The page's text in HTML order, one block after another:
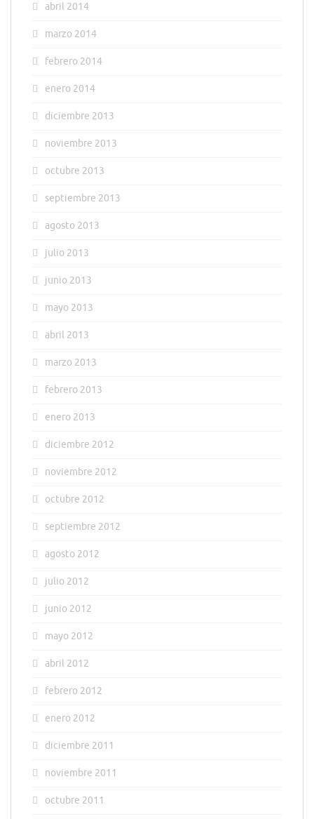
abril 2014
marzo 2014
febrero 2014
enero 2014
diciembre 2013
noviembre 2013
octubre 2013
septiembre 2013
agosto 2013
julio 2013
junio 2013
mayo 2013
abril 2013
marzo 2013
febrero 2013
enero 2013
diciembre 2012
noviembre 2012
octubre 2012
septiembre 2012
agosto 2012
julio 2012
junio 2012
mayo 2012
abril 2012
febrero 2012
enero 2012
diciembre 2011
noviembre 2011
octubre 2011